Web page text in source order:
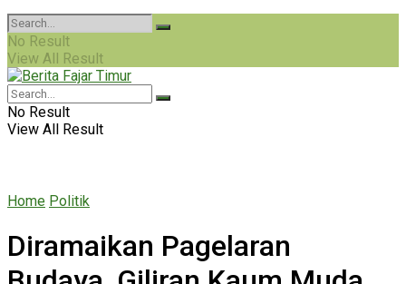
No Result
View All Result
No Result
View All Result
Home Politik
Diramaikan Pagelaran